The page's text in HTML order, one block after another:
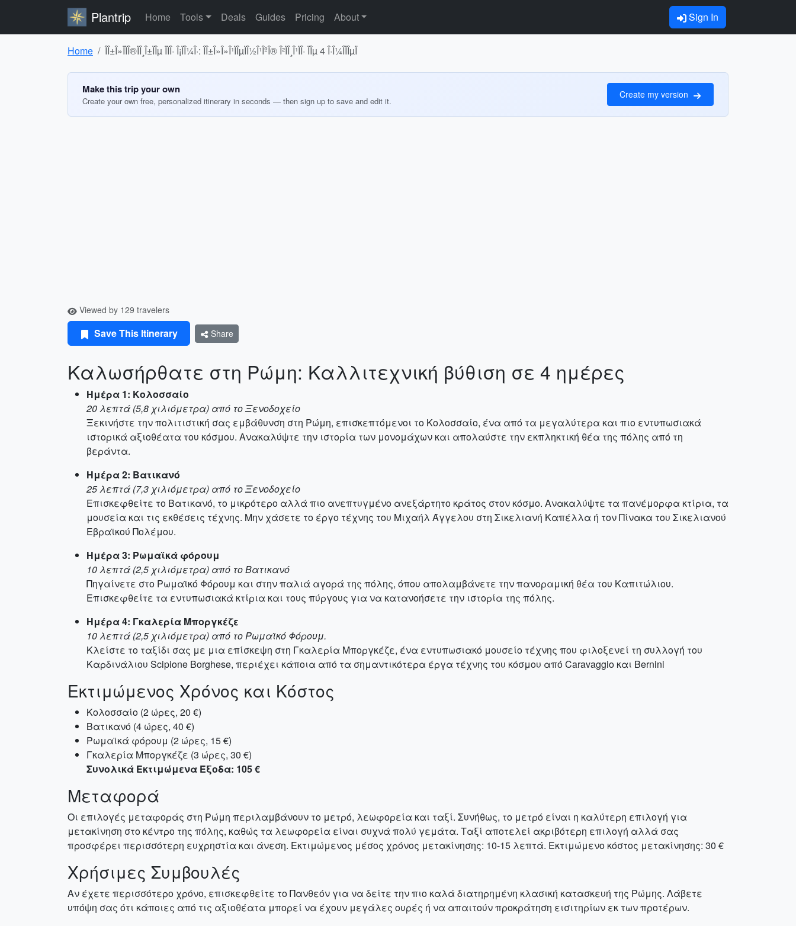
Plantrip Home Tools Deals Guides Pricing About Sign In
Home ÎÎ±Î»ÏÏÎ®ÏÎ¸Î±ÏÎµ ÏÏÎ· Î¡ÏÎ¼Î·: ÎÎ±Î»Î»Î¹ÏÎµÏÎ½Î¹ÎºÎ® Î²ÏÎ¸Î¹ÏÎ· ÏÎµ 4 Î·Î¼Î­ÏÎµÏ
Make this trip your own
Create your own free, personalized itinerary in seconds — then sign up to save and edit it.
Create my version
Viewed by 129 travelers
Save This Itinerary Share
Καλωσήρθατε στη Ρώμη: Καλλιτεχνική βύθιση σε 4 ημέρες
Ημέρα 1: Κολοσσαίο
20 λεπτά (5,8 χιλιόμετρα) από το Ξενοδοχείο
Ξεκινήστε την πολιτιστική σας εμβάθυνση στη Ρώμη, επισκεπτόμενοι το Κολοσσαίο, ένα από τα μεγαλύτερα και πιο εντυπωσιακά
ιστορικά αξιοθέατα του κόσμου. Ανακαλύψτε την ιστορία των μονομάχων και απολαύστε την εκπληκτική θέα της πόλης από τη
βεράντα.
Ημέρα 2: Βατικανό
25 λεπτά (7,3 χιλιόμετρα) από το Ξενοδοχείο
Επισκεφθείτε το Βατικανό, το μικρότερο αλλά πιο ανεπτυγμένο ανεξάρτητο κράτος στον κόσμο. Ανακαλύψτε τα πανέμορφα κτίρια, τα
μουσεία και τις εκθέσεις τέχνης. Μην χάσετε το έργο τέχνης του Μιχαήλ Άγγελου στη Σικελιανή Καπέλλα ή τον Πίνακα του Σικελιανού
Εβραϊκού Πολέμου.
Ημέρα 3: Ρωμαϊκά φόρουμ
10 λεπτά (2,5 χιλιόμετρα) από το Βατικανό
Πηγαίνετε στο Ρωμαϊκό Φόρουμ και στην παλιά αγορά της πόλης, όπου απολαμβάνετε την πανοραμική θέα του Καπιτώλιου.
Επισκεφθείτε τα εντυπωσιακά κτίρια και τους πύργους για να κατανοήσετε την ιστορία της πόλης.
Ημέρα 4: Γκαλερία Μποργκέζε
10 λεπτά (2,5 χιλιόμετρα) από το Ρωμαϊκό Φόρουμ.
Κλείστε το ταξίδι σας με μια επίσκεψη στη Γκαλερία Μποργκέζε, ένα εντυπωσιακό μουσείο τέχνης που φιλοξενεί τη συλλογή του
Καρδινάλιου Scipione Borghese, περιέχει κάποια από τα σημαντικότερα έργα τέχνης του κόσμου από Caravaggio και Bernini
Εκτιμώμενος Χρόνος και Κόστος
Κολοσσαίο (2 ώρες, 20 €)
Βατικανό (4 ώρες, 40 €)
Ρωμαϊκά φόρουμ (2 ώρες, 15 €)
Γκαλερία Μποργκέζε (3 ώρες, 30 €)
Συνολικά Εκτιμώμενα Έξοδα: 105 €
Μεταφορά
Οι επιλογές μεταφοράς στη Ρώμη περιλαμβάνουν το μετρό, λεωφορεία και ταξί. Συνήθως, το μετρό είναι η καλύτερη επιλογή για
μετακίνηση στο κέντρο της πόλης, καθώς τα λεωφορεία είναι συχνά πολύ γεμάτα. Ταξί αποτελεί ακριβότερη επιλογή αλλά σας
προσφέρει περισσότερη ευχρηστία και άνεση. Εκτιμώμενος μέσος χρόνος μετακίνησης: 10-15 λεπτά. Εκτιμώμενο κόστος μετακίνησης: 30 €
Χρήσιμες Συμβουλές
Αν έχετε περισσότερο χρόνο, επισκεφθείτε το Πανθεόν για να δείτε την πιο καλά διατηρημένη κλασική κατασκευή της Ρώμης. Λάβετε
υπόψη σας ότι κάποιες από τις αξιοθέατα μπορεί να έχουν μεγάλες ουρές ή να απαιτούν προκράτηση εισιτηρίων εκ των προτέρων.